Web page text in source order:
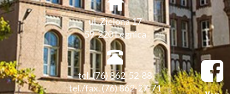
ul. Zielona 17
59-220 Legnica
tel. (76) 862-52-88
tel./fax. (76) 862-27-71